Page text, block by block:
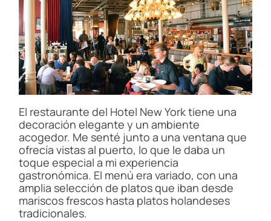
El restaurante del Hotel New York tiene una
decoración elegante y un ambiente
acogedor. Me senté junto a una ventana que
ofrecía vistas al puerto, lo que le daba un
toque especial a mi experiencia
gastronómica. El menú era variado, con una
amplia selección de platos que iban desde
mariscos frescos hasta platos holandeses
tradicionales.